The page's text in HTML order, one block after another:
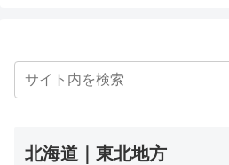
北海道｜東北地方